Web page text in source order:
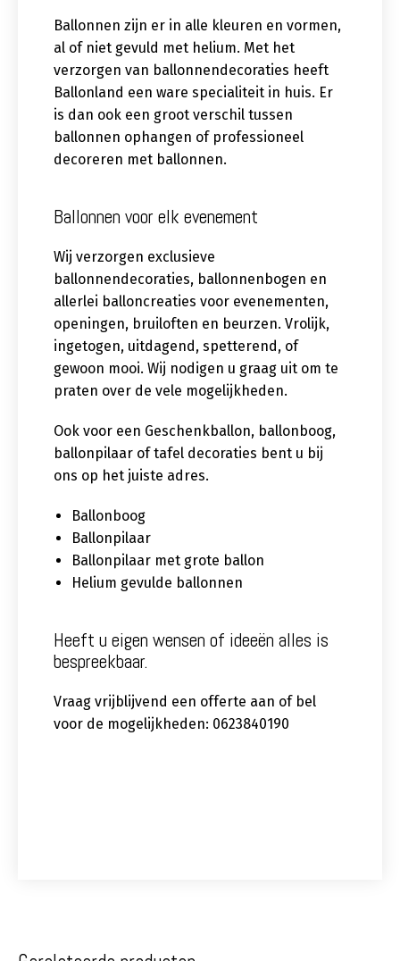
Ballonnen zijn er in alle kleuren en vormen,
al of niet gevuld met helium. Met het
verzorgen van ballonnendecoraties heeft
Ballonland een ware specialiteit in huis. Er
is dan ook een groot verschil tussen
ballonnen ophangen of professioneel
decoreren met ballonnen.
Ballonnen voor elk evenement
Wij verzorgen exclusieve
ballonnendecoraties, ballonnenbogen en
allerlei balloncreaties voor evenementen,
openingen, bruiloften en beurzen. Vrolijk,
ingetogen, uitdagend, spetterend, of
gewoon mooi. Wij nodigen u graag uit om te
praten over de vele mogelijkheden.
Ook voor een Geschenkballon, ballonboog,
ballonpilaar of tafel decoraties bent u bij
ons op het juiste adres.
Ballonboog
Ballonpilaar
Ballonpilaar met grote ballon
Helium gevulde ballonnen
Heeft u eigen wensen of ideeën alles is
bespreekbaar.
Vraag vrijblijvend een offerte aan of bel
voor de mogelijkheden: 0623840190